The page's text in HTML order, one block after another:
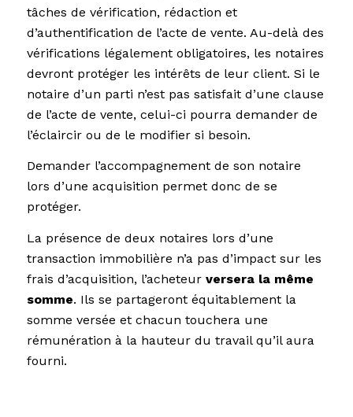
tâches de vérification, rédaction et
d’authentification de l’acte de vente. Au-delà des
vérifications légalement obligatoires, les notaires
devront protéger les intérêts de leur client. Si le
notaire d’un parti n’est pas satisfait d’une clause
de l’acte de vente, celui-ci pourra demander de
l’éclaircir ou de le modifier si besoin.
Demander l’accompagnement de son notaire
lors d’une acquisition permet donc de se
protéger.
La présence de deux notaires lors d’une
transaction immobilière n’a pas d’impact sur les
frais d’acquisition, l’acheteur versera la même
somme. Ils se partageront équitablement la
somme versée et chacun touchera une
rémunération à la hauteur du travail qu’il aura
fourni.